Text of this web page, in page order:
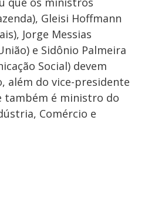
Gleisi Hoffmann
Jorge Messias
e Sidônio Palmeira
Social) devem
além do vice-presidente
também é ministro do
Comércio e